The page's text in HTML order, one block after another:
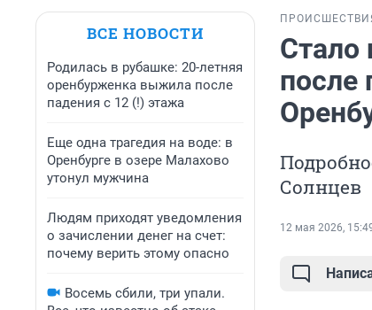
ВСЕ НОВОСТИ
Родилась в рубашке: 20-летняя
оренбурженка выжила после
падения с 12 (!) этажа
Еще одна трагедия на воде: в
Оренбурге в озере Малахово
утонул мужчина
Людям приходят уведомления
о зачислении денег на счет:
почему верить этому опасно
Восемь сбили, три упали.
Стало
после
Солнцев
12 мая 2026,